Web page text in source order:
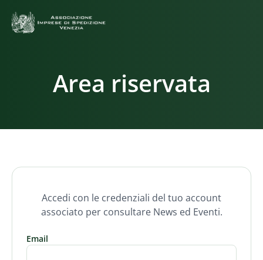
Area riservata
Accedi con le credenziali del tuo account
associato per consultare News ed Eventi.
Email